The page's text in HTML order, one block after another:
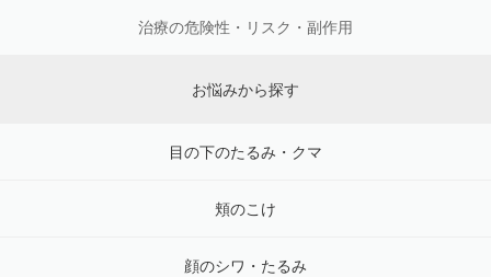
治療の危険性・リスク・副作用
お悩みから探す
目の下のたるみ・クマ
頬のこけ
顔のシワ・たるみ